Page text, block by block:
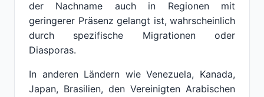
der Nachname auch in Regionen mit
geringerer Präsenz gelangt ist, wahrscheinlich
durch spezifische Migrationen oder
Diasporas.
In anderen Ländern wie Venezuela, Kanada,
Japan, Brasilien, den Vereinigten Arabischen